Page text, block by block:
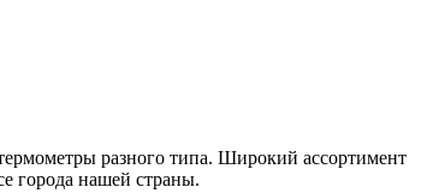
разного типа. Широкий ассортимент
города нашей страны.